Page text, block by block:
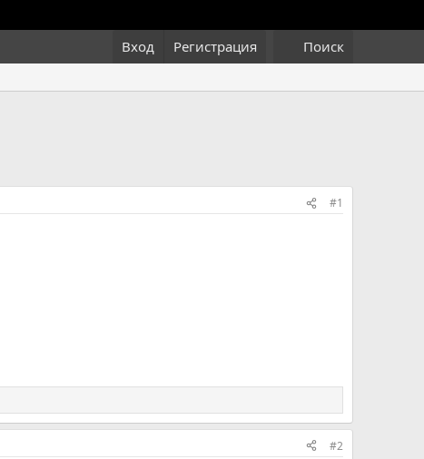
Вход Регистрация Поиск
#1
#2